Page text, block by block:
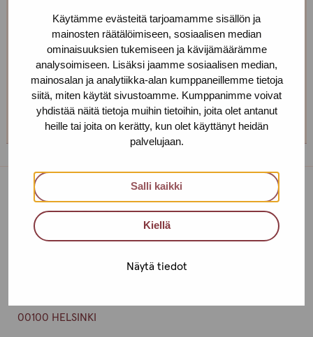
Käytämme evästeitä tarjoamamme sisällön ja
mainosten räätälöimiseen, sosiaalisen median
ominaisuuksien tukemiseen ja kävijämäärämme
analysoimiseen. Lisäksi jaamme sosiaalisen median,
mainosalan ja analytiikka-alan kumppaneillemme tietoja
siitä, miten käytät sivustoamme. Kumppanimme voivat
yhdistää näitä tietoja muihin tietoihin, joita olet antanut
heille tai joita on kerätty, kun olet käyttänyt heidän
palvelujaan.
Salli kaikki
Kiellä
Näytä tiedot
Toimipiste: Helsinki
Terveydenhoitaja, seksuaalineuvoja
+358 40 709 0579
maire.henno(at)protukipiste.fi
Henkilön
osaama
Henkilön
osaama
Henkilön
osaama
Henkilön
osaama
Toimipisteet
Ota yhteyttä
00100 HELSINKI